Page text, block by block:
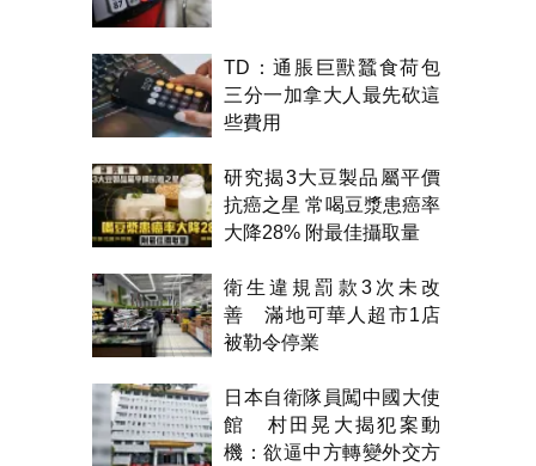
TD：通脹巨獸蠶食荷包
三分一加拿大人最先砍這
些費用
研究揭3大豆製品屬平價
抗癌之星 常喝豆漿患癌率
大降28% 附最佳攝取量
衛生違規罰款3次未改
善 滿地可華人超市1店
被勒令停業
日本自衛隊員闖中國大使
館 村田晃大揭犯案動
機：欲逼中方轉變外交方